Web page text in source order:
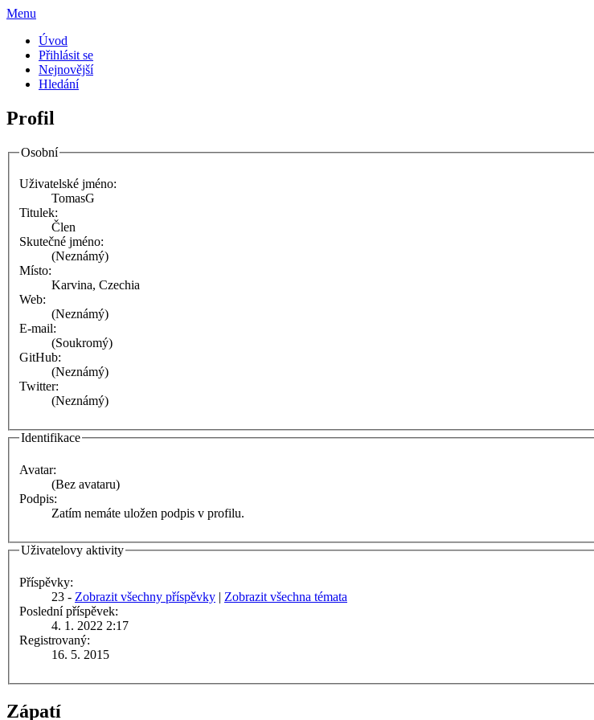
Menu
Úvod
Přihlásit se
Nejnovější
Hledání
Profil
Osobní
Uživatelské jméno:
TomasG
Titulek:
Člen
Skutečné jméno:
(Neznámý)
Místo:
Karvina, Czechia
Web:
(Neznámý)
E-mail:
(Soukromý)
GitHub:
(Neznámý)
Twitter:
(Neznámý)
Identifikace
Avatar:
(Bez avataru)
Podpis:
Zatím nemáte uložen podpis v profilu.
Uživatelovy aktivity
Příspěvky:
23 - Zobrazit všechny příspěvky | Zobrazit všechna témata
Poslední příspěvek:
4. 1. 2022 2:17
Registrovaný:
16. 5. 2015
Zápatí